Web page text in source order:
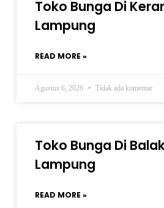
Toko Bunga Di
Lampung
READ MORE »
Agustus 6, 2026 Tidak ada komentar
Toko Bunga Di
Lampung
READ MORE »